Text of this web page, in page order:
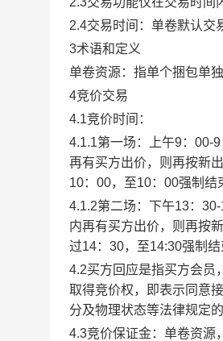
2.4交易时间：单卷默认交
3术语和定义
单卷资源：指单个捆包单
4竞价交易
4.1竞价时间：
4.1.1第一场：上午9：00-
再有买方出价，则再按新
10：00，至10：00强制结
4.1.2第二场：下午13：
内再有买方出价，则再按
过14：30，至14:30强制结
4.2买方回应是指买方会员
取得竞价权，即表示同意
分及物理状态等法律规定
4.3竞价保证金：单卷资源